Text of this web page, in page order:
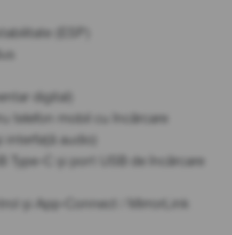
(ESP)
digital)
telefon mobil cu încărcare
audio)
Type-C și port USB de încărcare
și App-Connect / MirrorLink